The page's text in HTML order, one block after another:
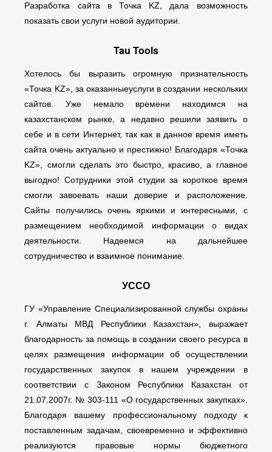
Разработка сайта в Точка KZ, дала возможность
показать свои услуги новой аудитории.
Tau Tools
Хотелось бы выразить огромную признательность
«Точка KZ», за оказанныеуслуги в создании нескольких
сайтов. Уже немало времени находимся на
казахстанском рынке, а недавно решили заявить о
себе и в сети Интернет, так как в данное время иметь
сайта очень актуально и престижно! Благодаря «Точка
KZ», смогли сделать это быстро, красиво, а главное
выгодно! Сотрудники этой студии за короткое время
смогли завоевать наши доверие и расположение.
Сайты получились очень яркими и интересными, с
размещением необходимой информации о видах
деятельности. Надеемся на дальнейшее
сотрудничество и взаимное понимание.
УССО
ГУ «Управление Специализированной службы охраны
г. Алматы МВД Республики Казахстан», выражает
благодарность за помощь в создании своего ресурса в
целях размещения информации об осуществлении
государственных закупок в нашем учреждении в
соответствии с Законом Республики Казахстан от
21.07.2007г. № 303-111 «О государственных закупках».
Благодаря вашему профессиональному подходу к
поставленным задачам, своевременно и эффективно
реализуются правовые нормы бюджетного